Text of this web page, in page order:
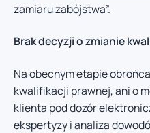
zamiaru zabójstwa”.
Brak decyzji o zmianie
Na obecnym etapie
kwalifikacji prawnej, ani o
klienta pod dozór
ekspertyzy i analiza